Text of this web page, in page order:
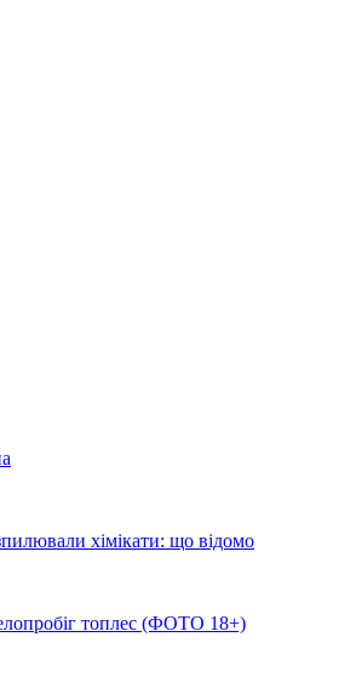
хімікати: що відомо
топлес (ФОТО 18+)